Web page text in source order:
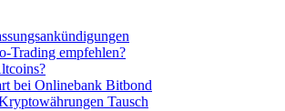
Trading empfehlen?
bei Onlinebank Bitbond
Tausch